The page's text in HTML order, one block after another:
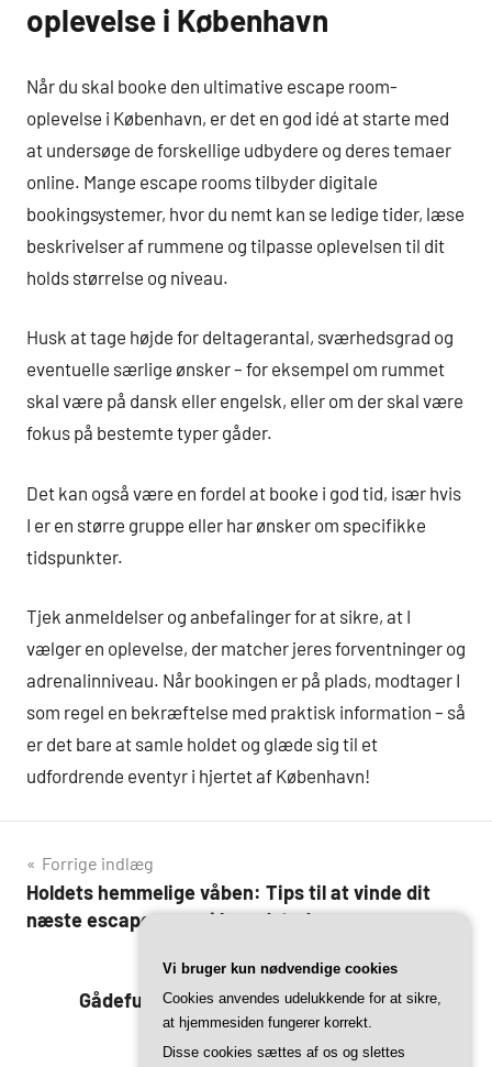
oplevelse i København
Når du skal booke den ultimative escape room-
oplevelse i København, er det en god idé at starte med
at undersøge de forskellige udbydere og deres temaer
online. Mange escape rooms tilbyder digitale
bookingsystemer, hvor du nemt kan se ledige tider, læse
beskrivelser af rummene og tilpasse oplevelsen til dit
holds størrelse og niveau.
Husk at tage højde for deltagerantal, sværhedsgrad og
eventuelle særlige ønsker – for eksempel om rummet
skal være på dansk eller engelsk, eller om der skal være
fokus på bestemte typer gåder.
Det kan også være en fordel at booke i god tid, især hvis
I er en større gruppe eller har ønsker om specifikke
tidspunkter.
Tjek anmeldelser og anbefalinger for at sikre, at I
vælger en oplevelse, der matcher jeres forventninger og
adrenalinniveau. Når bookingen er på plads, modtager I
som regel en bekræftelse med praktisk information – så
er det bare at samle holdet og glæde sig til et
udfordrende eventyr i hjertet af København!
Indlægsnavigation
Forrige indlæg
Holdets hemmelige våben: Tips til at vinde dit
næste escape game i hovedstaden
Næste indlæg
Gådefulde gader: De bedste escape rooms i
københavn
Vi bruger kun nødvendige cookies
Cookies anvendes udelukkende for at sikre,
at hjemmesiden fungerer korrekt.
Disse cookies sættes af os og slettes